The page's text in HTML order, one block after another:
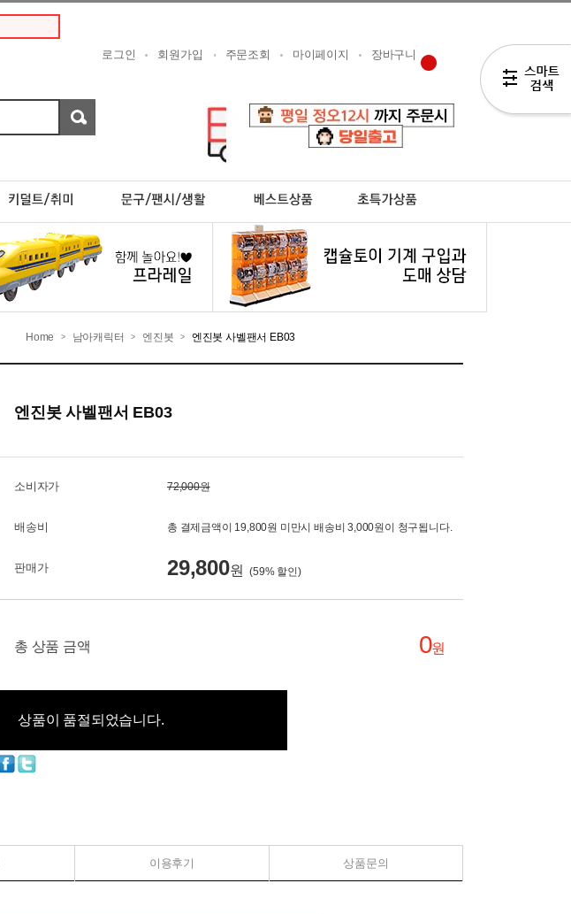
로그인 회원가입 주문조회 마이페이지 장바구니
Home > 남아캐릭터 > 엔진봇 > 엔진봇 사벨팬서 EB03
엔진봇 사벨팬서 EB03
소비자가 72,000원
배송비 총 결제금액이 19,800원 미만시 배송비 3,000원이 청구됩니다.
판매가 29,800원 (59% 할인)
총 상품 금액 0원
상품이 품절되었습니다.
이용후기 상품문의